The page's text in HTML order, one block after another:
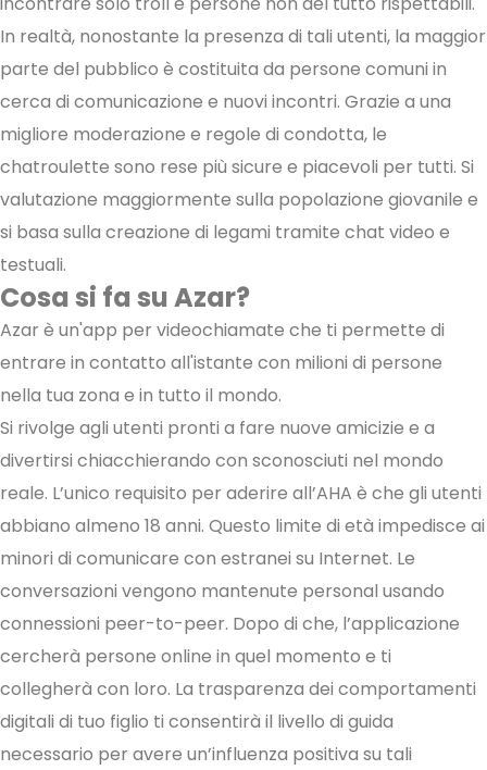
In realtà, nonostante la presenza di tali utenti, la maggior
parte del pubblico è costituita da persone comuni in
cerca di comunicazione e nuovi incontri. Grazie a una
migliore moderazione e regole di condotta, le
chatroulette sono rese più sicure e piacevoli per tutti. Si
valutazione maggiormente sulla popolazione giovanile e
si basa sulla creazione di legami tramite chat video e
testuali.
Cosa si fa su Azar?
Azar è un'app per videochiamate che ti permette di
entrare in contatto all'istante con milioni di persone
nella tua zona e in tutto il mondo.
Si rivolge agli utenti pronti a fare nuove amicizie e a
divertirsi chiacchierando con sconosciuti nel mondo
reale. L’unico requisito per aderire all’AHA è che gli utenti
abbiano almeno 18 anni. Questo limite di età impedisce ai
minori di comunicare con estranei su Internet. Le
conversazioni vengono mantenute personal usando
connessioni peer-to-peer. Dopo di che, l’applicazione
cercherà persone online in quel momento e ti
collegherà con loro. La trasparenza dei comportamenti
digitali di tuo figlio ti consentirà il livello di guida
necessario per avere un’influenza positiva su tali